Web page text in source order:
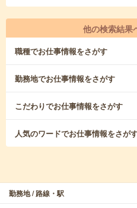
他の検索結果
職種でお仕事情報をさがす
勤務地でお仕事情報をさがす
こだわりでお仕事情報をさがす
人気のワードでお仕事情報をさが
勤務地 / 路線・駅